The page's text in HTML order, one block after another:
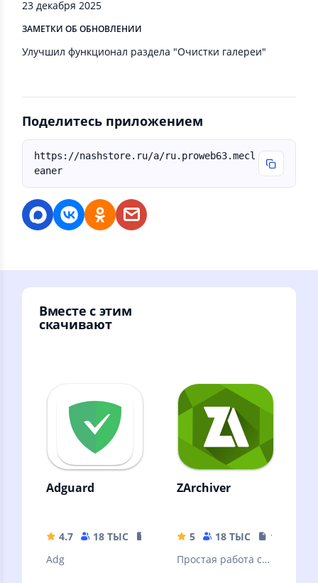
23 декабря 2025
ЗАМЕТКИ ОБ ОБНОВЛЕНИИ
Улучшил функционал раздела "Очистки галереи"
Поделитесь приложением
https://nashstore.ru/a/ru.proweb63.mecl
eaner
Вместе с этим
скачивают
Adguard
4.7 18 ТЫС
35.63 MB
Adg
ZArchiver
5 18 ТЫС
10.32 MB
Простая работа с